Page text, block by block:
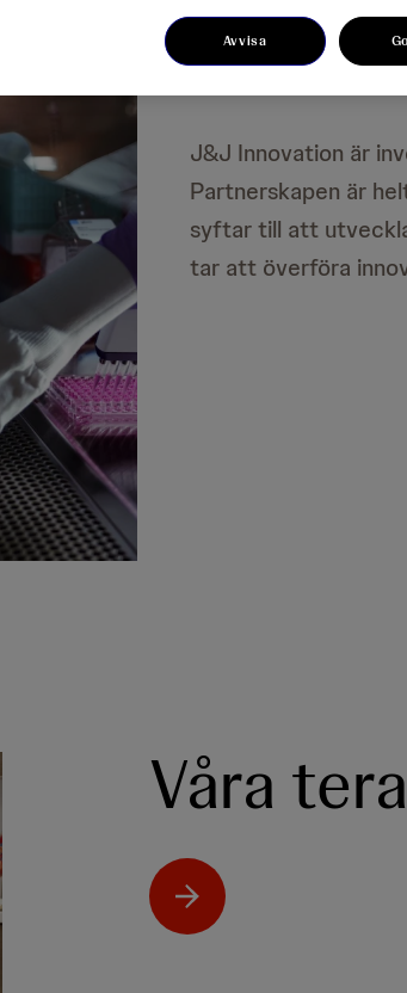
Vår
J&J Innovation är
Partnerskapen är
syftar till att
tar att överföra
Våra
Avvisa